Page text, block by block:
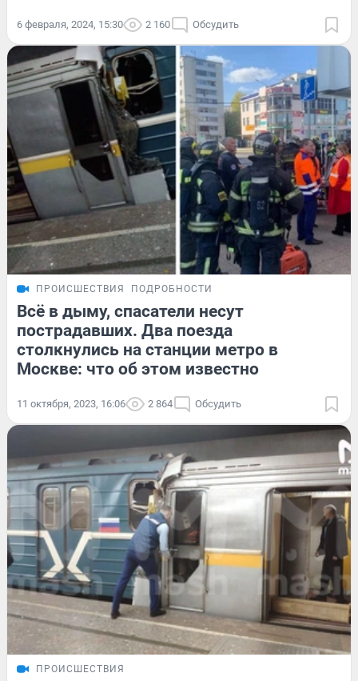
6 февраля, 2024, 15:30 2 160 Обсудить
ПРОИСШЕСТВИЯ ПОДРОБНОСТИ
Всё в дыму, спасатели несут
пострадавших. Два поезда
столкнулись на станции метро в
Москве: что об этом известно
11 октября, 2023, 16:06 2 864 Обсудить
ПРОИСШЕСТВИЯ